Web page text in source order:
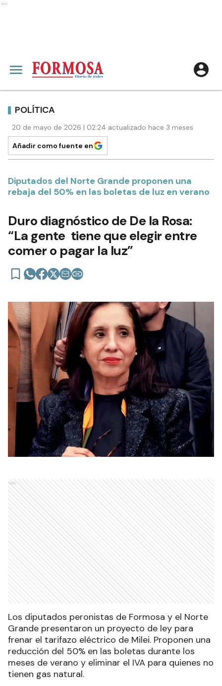
Ads
POLÍTICA
20 de mayo de 2026 | 02:24 actualizado hace 3 meses
Añadir como fuente en
Diputados del Norte Grande proponen una
rebaja del 50% en las boletas de luz en verano
Duro diagnóstico de De la Rosa:
“La gente tiene que elegir entre
comer o pagar la luz”
Ads
Los diputados peronistas de Formosa y el Norte
Grande presentaron un proyecto de ley para
frenar el tarifazo eléctrico de Milei. Proponen una
reducción del 50% en las boletas durante los
meses de verano y eliminar el IVA para quienes no
tienen gas natural.